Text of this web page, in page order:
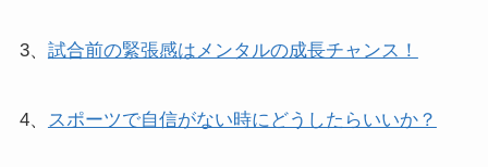
3、 試合前の緊張感はメンタルの成長チャンス！
4、 スポーツで自信がない時にどうしたらいいか？